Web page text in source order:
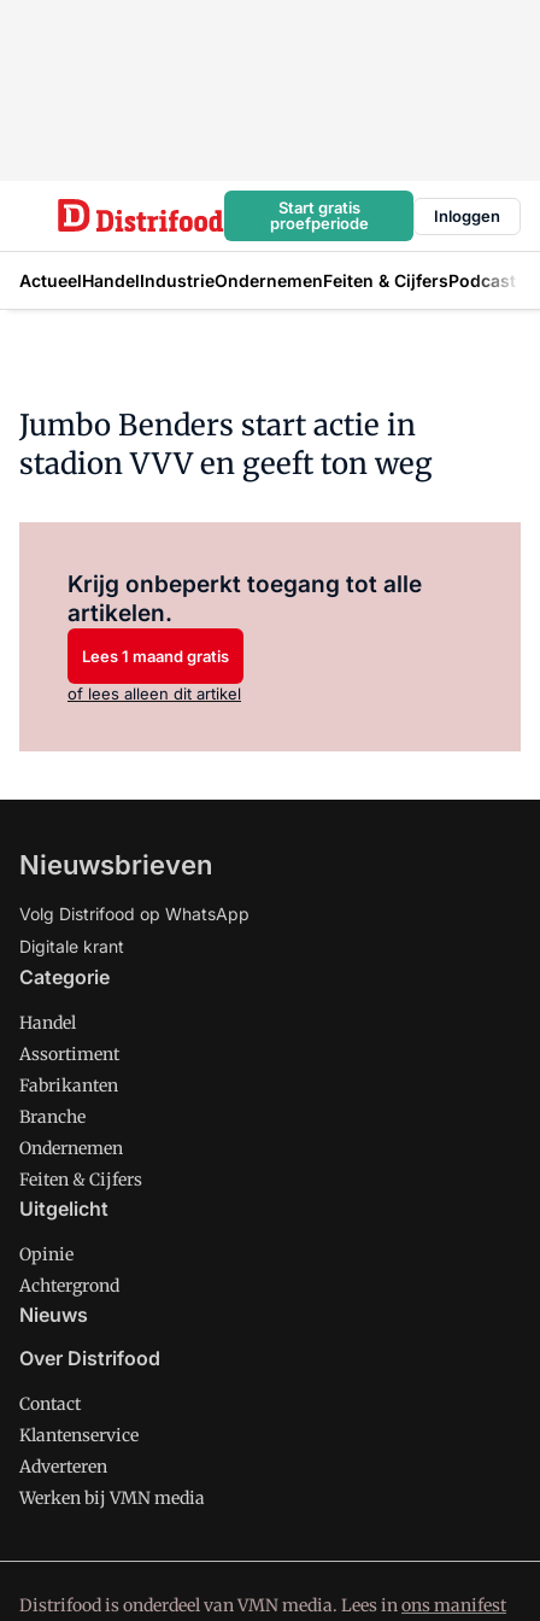
Start gratis
proefperiode
Inloggen
ActueelHandelIndustrieOndernemenFeiten & CijfersPodcast
Jumbo Benders start actie in
stadion VVV en geeft ton weg
Krijg onbeperkt toegang tot alle
artikelen.
Lees 1 maand gratis
of lees alleen dit artikel
Nieuwsbrieven
Volg Distrifood op WhatsApp
Digitale krant
Categorie
Handel
Assortiment
Fabrikanten
Branche
Ondernemen
Feiten & Cijfers
Uitgelicht
Opinie
Achtergrond
Nieuws
Over Distrifood
Contact
Klantenservice
Adverteren
Werken bij VMN media
Distrifood is onderdeel van VMN media. Lees inons manifest